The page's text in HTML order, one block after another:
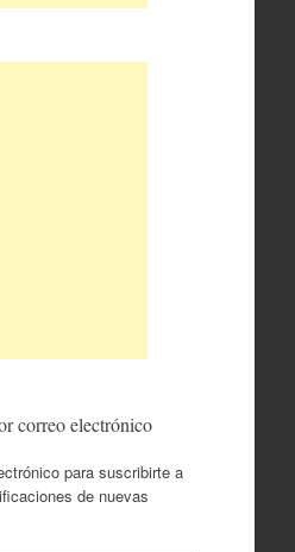
correo electrónico
para suscribirte a
de nuevas